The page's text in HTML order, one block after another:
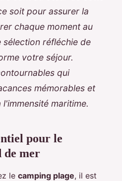
soit pour assurer la
chaque moment au
sélection réfléchie de
votre séjour.
qui
mémorables et
maritime.
pour le
de mer
le camping plage, il est